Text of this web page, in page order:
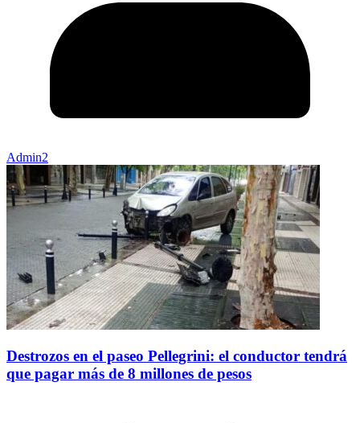
Admin2
Destrozos en el paseo Pellegrini: el conductor tendrá
que pagar más de 8 millones de pesos